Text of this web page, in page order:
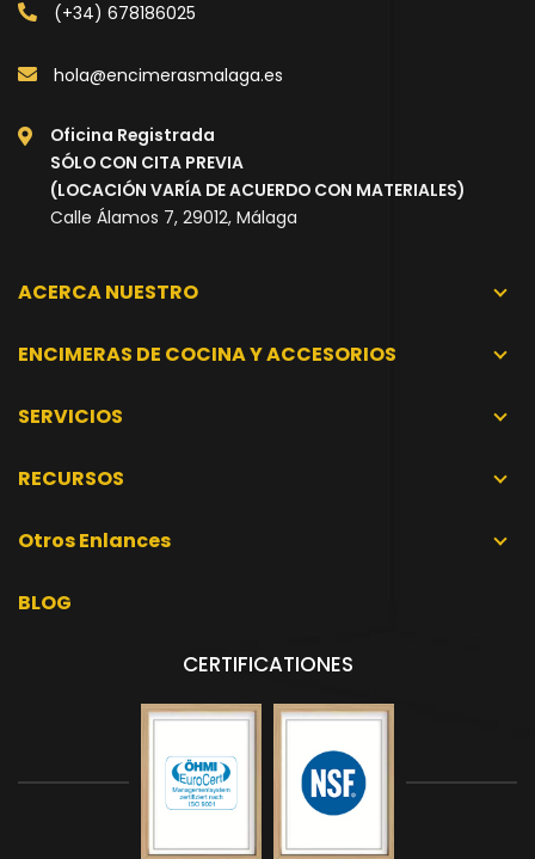
(+34) 678186025
hola@encimerasmalaga.es
Oficina Registrada
SÓLO CON CITA PREVIA
(LOCACIÓN VARÍA DE ACUERDO CON MATERIALES)
Calle Álamos 7, 29012, Málaga
ACERCA NUESTRO
ENCIMERAS DE COCINA Y ACCESORIOS
SERVICIOS
RECURSOS
Otros Enlances
BLOG
CERTIFICATIONES